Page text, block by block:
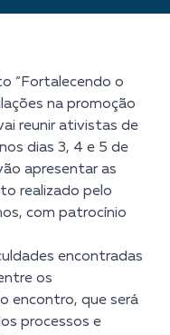
“Fortalecendo o
na promoção
reunir ativistas de
dias 3, 4 e 5 de
apresentar as
realizado pelo
com patrocínio
encontradas
os
encontro, que será
processos e